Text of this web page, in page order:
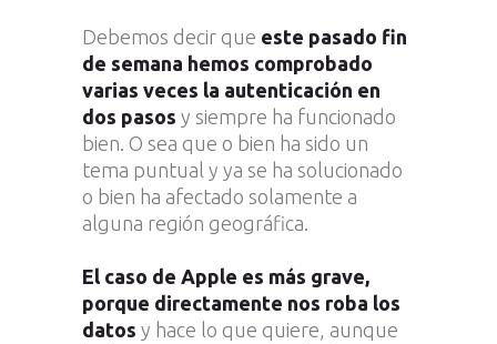
Debemos decir que este pasado fin
de semana hemos comprobado
varias veces la autenticación en
dos pasos y siempre ha funcionado
bien. O sea que o bien ha sido un
tema puntual y ya se ha solucionado
o bien ha afectado solamente a
alguna región geográfica.
El caso de Apple es más grave,
porque directamente nos roba los
datos y hace lo que quiere, aunque